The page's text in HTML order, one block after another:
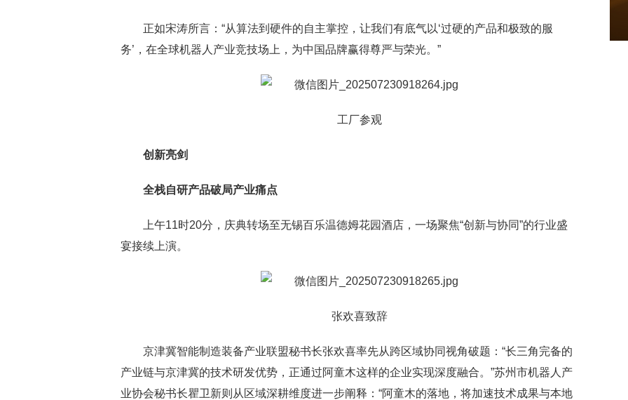
正如宋涛所言：“从算法到硬件的自主掌控，让我们有底气以‘过硬的产品和极致的服
务’，在全球机器人产业竞技场上，为中国品牌赢得尊严与荣光。”
工厂参观
创新亮剑
全栈自研产品破局产业痛点
上午11时20分，庆典转场至无锡百乐温德姆花园酒店，一场聚焦“创新与协同”的行业盛
宴接续上演。
张欢喜致辞
京津冀智能制造装备产业联盟秘书长张欢喜率先从跨区域协同视角破题：“长三角完备的
产业链与京津冀的技术研发优势，正通过阿童木这样的企业实现深度融合。”苏州市机器人产
业协会秘书长瞿卫新则从区域深耕维度进一步阐释：“阿童木的落地，将加速技术成果与本地